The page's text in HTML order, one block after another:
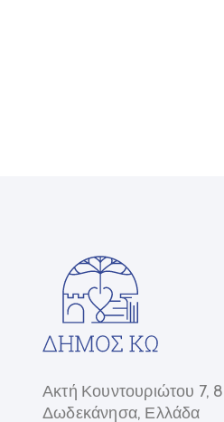
Ακτή Κουντουριώτου 7,
Δωδεκάνησα, Ελλάδα